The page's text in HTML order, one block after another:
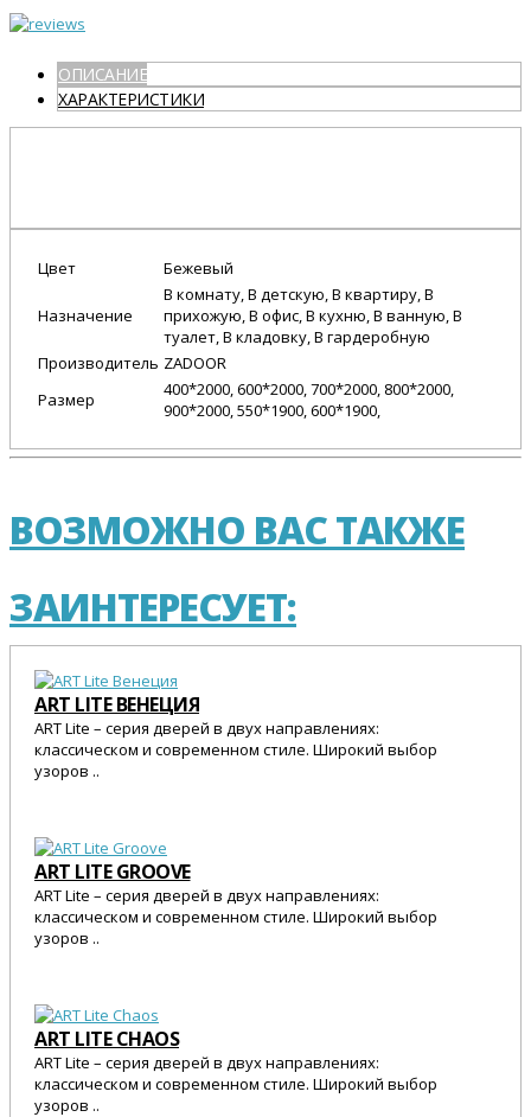
ОПИСАНИЕ
ХАРАКТЕРИСТИКИ
Цвет Бежевый
Назначение
В комнату, В детскую, В квартиру, В
прихожую, В офис, В кухню, В ванную, В
туалет, В кладовку, В гардеробную
Производитель ZADOOR
Размер
400*2000, 600*2000, 700*2000, 800*2000,
900*2000, 550*1900, 600*1900,
ВОЗМОЖНО ВАС ТАКЖЕ
ЗАИНТЕРЕСУЕТ:
ART LITE ВЕНЕЦИЯ
ART Lite – серия дверей в двух направлениях:
классическом и современном стиле. Широкий выбор
узоров ..
ART LITE GROOVE
ART Lite – серия дверей в двух направлениях:
классическом и современном стиле. Широкий выбор
узоров ..
ART LITE CHAOS
ART Lite – серия дверей в двух направлениях:
классическом и современном стиле. Широкий выбор
узоров ..